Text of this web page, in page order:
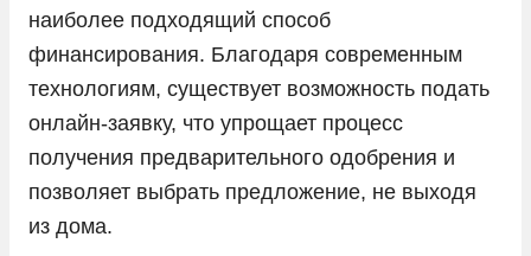
Sollers
SsangYong
Suzuki
Tank
Tesla
наиболее подходящий способ
финансирования. Благодаря современным
технологиям, существует возможность подать
онлайн-заявку, что упрощает процесс
получения предварительного одобрения и
позволяет выбрать предложение, не выходя
из дома.